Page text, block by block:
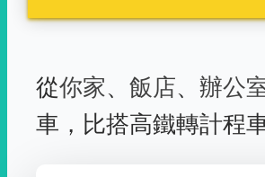
從你家、 飯店、 辦公
車， 比搭高鐵轉計程